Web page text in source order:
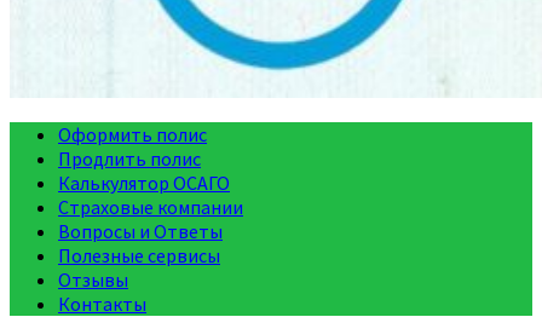
Оформить полис
Продлить полис
Калькулятор ОСАГО
Страховые компании
Вопросы и Ответы
Полезные сервисы
Отзывы
Контакты